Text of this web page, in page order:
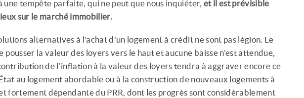
une tempête parfaite, qui ne peut que nous inquiéter, et il est prévisible
sur le marché immobilier.
alternatives à l'achat d'un logement à crédit ne sont pas légion. Le
pousser la valeur des loyers vers le haut et aucune baisse n'est attendue,
de l'inflation à la valeur des loyers tendra à aggraver encore ce
au logement abordable ou à la construction de nouveaux logements à
fortement dépendante du PRR, dont les progrès sont considérablement